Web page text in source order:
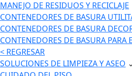
MANEJO DE RESIDUOS Y RECICLAJE
CONTENEDORES DE BASURA
CONTENEDORES DE BASURA
CONTENEDORES DE BASURA PARA
< REGRESAR
SOLUCIONES DE LIMPIEZA Y ASEO ⌄